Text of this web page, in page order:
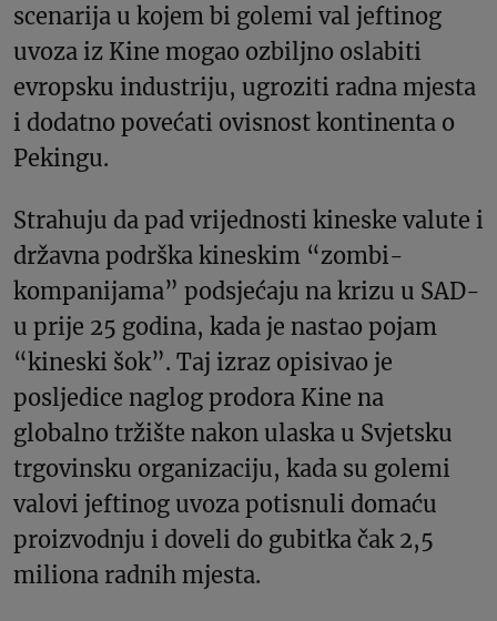
scenarija u kojem bi golemi val jeftinog
uvoza iz Kine mogao ozbiljno oslabiti
evropsku industriju, ugroziti radna mjesta
i dodatno povećati ovisnost kontinenta o
Pekingu.
Strahuju da pad vrijednosti kineske valute i
državna podrška kineskim “zombi-
kompanijama” podsjećaju na krizu u SAD-
u prije 25 godina, kada je nastao pojam
“kineski šok”. Taj izraz opisivao je
posljedice naglog prodora Kine na
globalno tržište nakon ulaska u Svjetsku
trgovinsku organizaciju, kada su golemi
valovi jeftinog uvoza potisnuli domaću
proizvodnju i doveli do gubitka čak 2,5
miliona radnih mjesta.